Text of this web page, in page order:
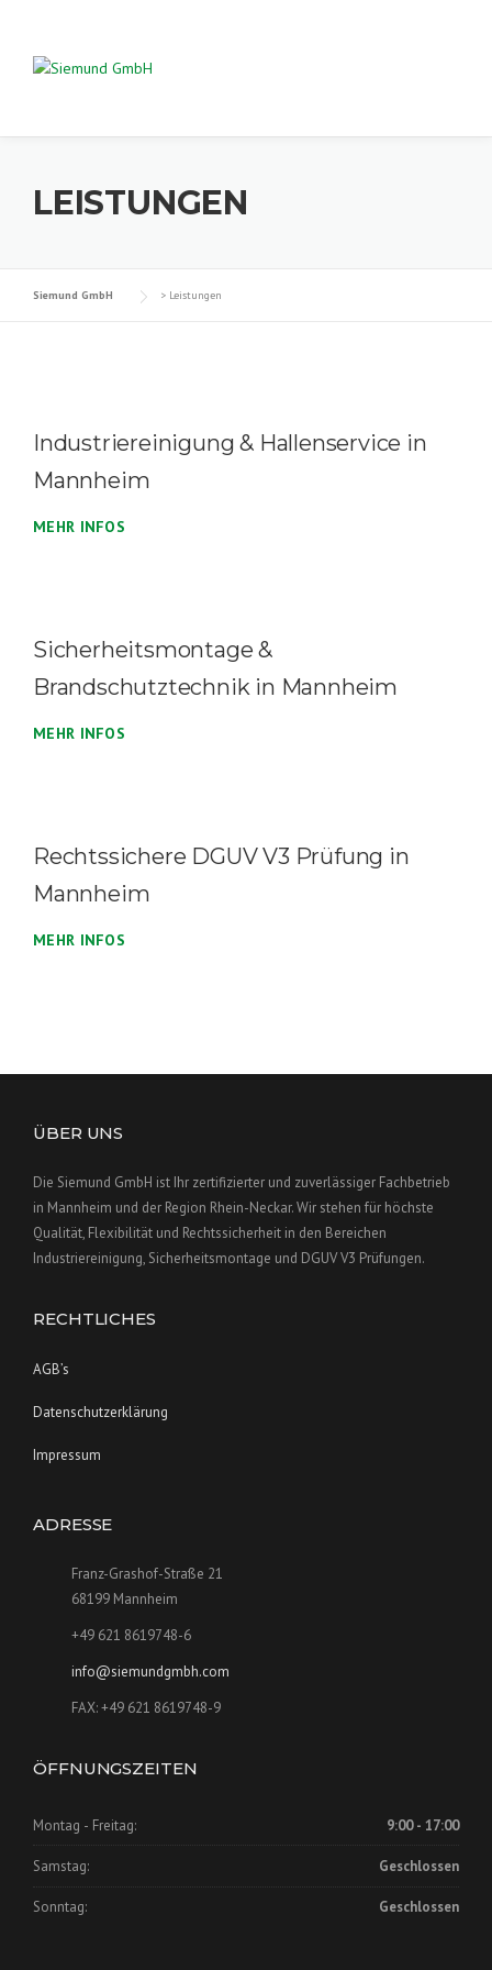
content
LEISTUNGEN
Siemund GmbH > Leistungen
Industriereinigung & Hallenservice in
Mannheim
MEHR INFOS
Sicherheitsmontage &
Brandschutztechnik in Mannheim
MEHR INFOS
Rechtssichere DGUV V3 Prüfung in
Mannheim
MEHR INFOS
ÜBER UNS
Die Siemund GmbH ist Ihr zertifizierter und zuverlässiger Fachbetrieb
in Mannheim und der Region Rhein-Neckar. Wir stehen für höchste
Qualität, Flexibilität und Rechtssicherheit in den Bereichen
Industriereinigung, Sicherheitsmontage und DGUV V3 Prüfungen.
RECHTLICHES
AGB’s
Datenschutzerklärung
Impressum
ADRESSE
Franz-Grashof-Straße 21
68199 Mannheim
+49 621 8619748-6
info@siemundgmbh.com
FAX: +49 621 8619748-9
ÖFFNUNGSZEITEN
Montag - Freitag: 9:00 - 17:00
Samstag: Geschlossen
Sonntag: Geschlossen